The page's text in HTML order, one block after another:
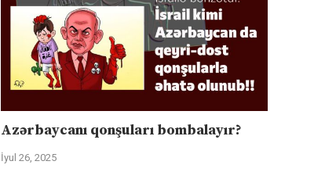
Azərbaycanı qonşuları bombalayır?
İyul 26, 2025